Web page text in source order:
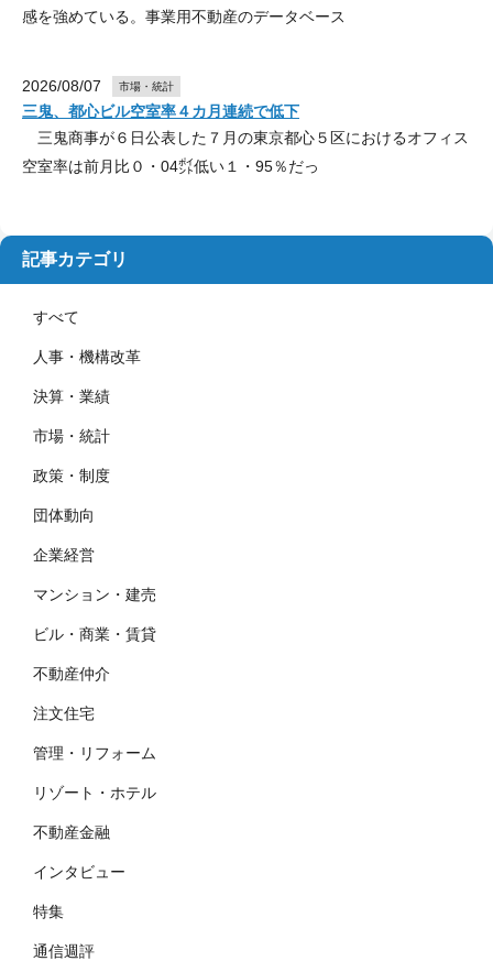
感を強めている。事業用不動産のデータベース
2026/08/07 市場・統計
三鬼、都心ビル空室率４カ月連続で低下
三鬼商事が６日公表した７月の東京都心５区におけるオフィス
空室率は前月比０・04㌽低い１・95％だっ
記事カテゴリ
すべて
人事・機構改革
決算・業績
市場・統計
政策・制度
団体動向
企業経営
マンション・建売
ビル・商業・賃貸
不動産仲介
注文住宅
管理・リフォーム
リゾート・ホテル
不動産金融
インタビュー
特集
通信週評